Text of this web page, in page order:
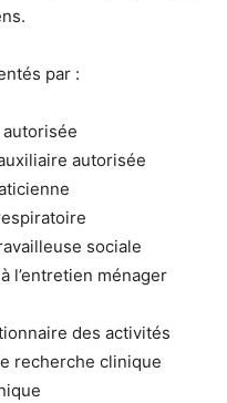
par :
autorisée
sociale
l’entretien ménager
des activités
recherche clinique